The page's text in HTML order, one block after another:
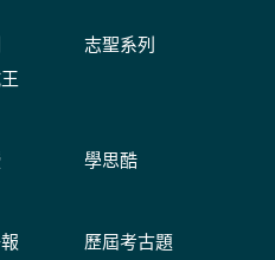
志聖系列
學思酷
歷屆考古題